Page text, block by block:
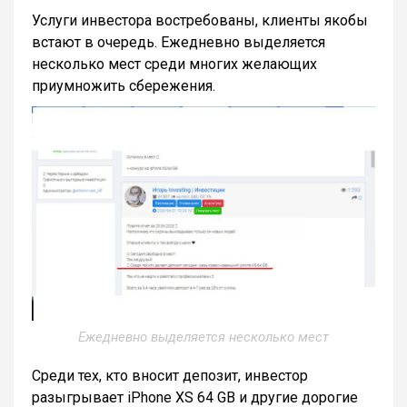
Услуги инвестора востребованы, клиенты якобы
встают в очередь. Ежедневно выделяется
несколько мест среди многих желающих
приумножить сбережения.
Ежедневно выделяется несколько мест
Среди тех, кто вносит депозит, инвестор
разыгрывает iPhone XS 64 GB и другие дорогие